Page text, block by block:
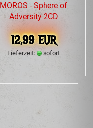
MOROS - Sphere of
Adversity 2CD
12,99 EUR
Lieferzeit: sofort